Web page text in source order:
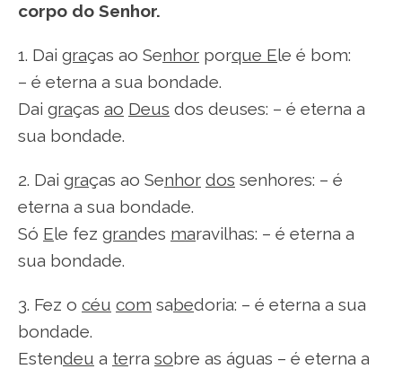
corpo do Senhor.
1. Dai graças ao Senhor porque Ele é bom:
– é eterna a sua bondade.
Dai graças ao Deus dos deuses: – é eterna a
sua bondade.
2. Dai graças ao Senhor dos senhores: – é
eterna a sua bondade.
Só Ele fez grandes maravilhas: – é eterna a
sua bondade.
3. Fez o céu com sabedoria: – é eterna a sua
bondade.
Estendeu a terra sobre as águas – é eterna a